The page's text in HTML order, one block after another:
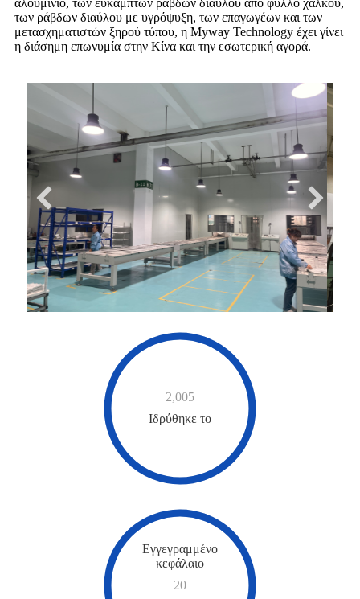
αλουμίνιο, των εύκαμπτων ράβδων διαύλου από φύλλο χαλκού,
των ράβδων διαύλου με υγρόψυξη, των επαγωγέων και των
μετασχηματιστών ξηρού τύπου, η Myway Technology έχει γίνει
η διάσημη επωνυμία στην Κίνα και την εσωτερική αγορά.
2,005
Ιδρύθηκε το
Εγγεγραμμένο
κεφάλαιο
20